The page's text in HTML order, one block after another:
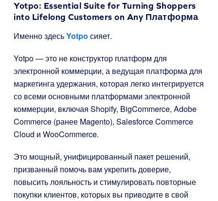
Yotpo: Essential Suite for Turning Shoppers
into Lifelong Customers on Any Платформа
Именно здесьYotpo сияет.
Yotpo — это не конструктор платформ для
электронной коммерции, а ведущая платформа для
маркетинга удержания, которая легко интегрируется
со всеми основными платформами электронной
коммерции, включая Shopify, BigCommerce, Adobe
Commerce (ранее Magento), Salesforce Commerce
Cloud и WooCommerce.
Это мощный, унифицированный пакет решений,
призванный помочь вам укрепить доверие,
повысить лояльность и стимулировать повторные
покупки клиентов, которых вы приводите в свой